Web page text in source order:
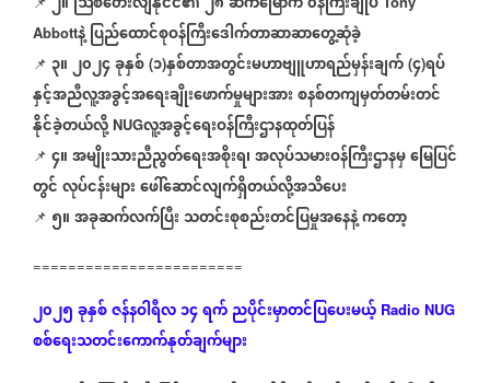
Abbottနဲ့ပြည်ထောင်စုဝန်ကြီးဒေါက်တာဆာဆာတွေ့ဆုံခဲ့
📌 ၃။၂၀၂၄ခုနှစ် (၁)နှစ်တာအတွင်းမဟာဗျူဟာရည်မှန်းချက် (၄)ရပ်
နှင့်အညီလူ့အခွင့်အရေးချိုးဖောက်မှုများအားစနစ်တကျမှတ်တမ်းတင်
နိုင်ခဲ့တယ်လို့ NUGလူ့အခွင့်ရေးဝန်ကြီးဌာနထုတ်ပြန်
📌 ၄။အမျိုးသားညီညွတ်ရေးအစိုးရ၊အလုပ်သမားဝန်ကြီးဌာနမှမြေပြင်
တွင်လုပ်ငန်းများဖေါ်ဆောင်လျက်ရှိတယ်လို့အသိပေး
📌 ၅။အခုဆက်လက်ပြီးသတင်းစုစည်းတင်ပြမှုအနေနဲ့ကတော့
========================
၂၀၂၅ခုနှစ်ဇန်နဝါရီလ၁၄ရက်ညပိုင်းမှာတင်ပြပေးမယ့် Radio NUG
စစ်ရေးသတင်းကောက်နုတ်ချက်များ